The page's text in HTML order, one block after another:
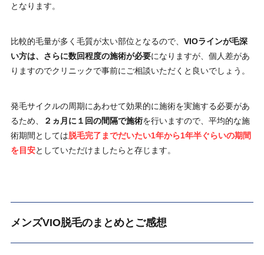
となります。
比較的毛量が多く毛質が太い部位となるので、 VIOラインが毛深
い方は、さらに数回程度の施術が必要になりますが、個人差があ
りますのでクリニックで事前にご相談いただくと良いでしょう。
発毛サイクルの周期にあわせて効果的に施術を実施する必要があ
るため、
２ヵ月に１回の間隔で施術を行いますので、平均的な施
術期間としては脱毛完了までだいたい1年から1年半ぐらいの期間
を目安としていただけましたらと存じます。
メンズVIO脱毛のまとめとご感想